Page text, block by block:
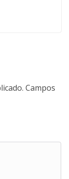
Campos